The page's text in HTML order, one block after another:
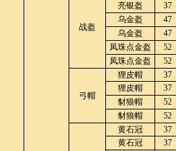
战盔
亮银盔
37
乌金盔
47
乌金盔
47
凤珠点金盔
52
凤珠点金盔
52
弓帽
狸皮帽 37
狸皮帽
37
豺狼帽
52
豺狼帽
52
黄石冠 37
黄石冠
37